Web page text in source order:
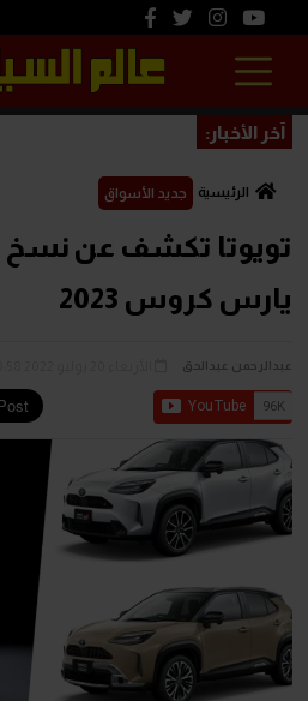
آخر الأخبار:
الرئيسية جديد الأسواق
تويوتا تكشف عن نسخ
يارس كروس 2023
عبدالرحمن عبدالحق